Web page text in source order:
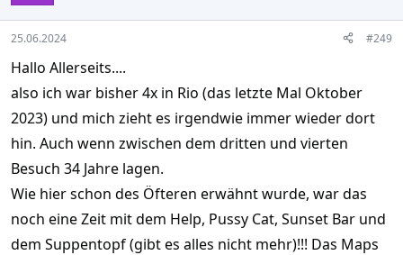
25.06.2024 #249
Hallo Allerseits....
also ich war bisher 4x in Rio (das letzte Mal Oktober
2023) und mich zieht es irgendwie immer wieder dort
hin. Auch wenn zwischen dem dritten und vierten
Besuch 34 Jahre lagen.
Wie hier schon des Öfteren erwähnt wurde, war das
noch eine Zeit mit dem Help, Pussy Cat, Sunset Bar und
dem Suppentopf (gibt es alles nicht mehr)!!! Das Maps